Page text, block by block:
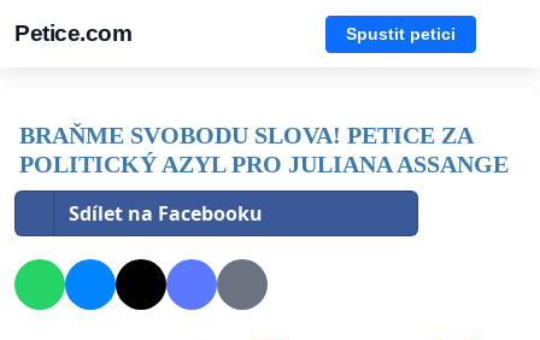
Petice.com Spustit petici
BRAŇME SVOBODU SLOVA! PETICE ZA
POLITICKÝ AZYL PRO JULIANA ASSANGE
Sdílet na Facebooku